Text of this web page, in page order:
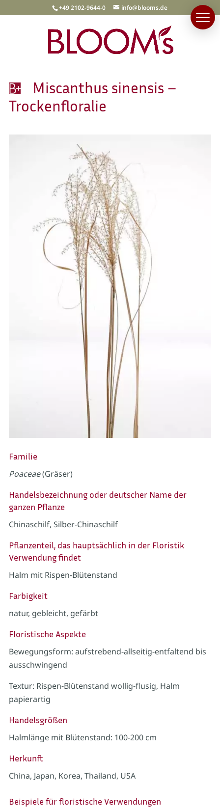
+49 2102-9644-0 info@blooms.de
Miscanthus sinensis –
Trockenfloralie
Familie
Poaceae(Gräser)
Handelsbezeichnung oder deutscher Name der
ganzen Pflanze
Chinaschilf, Silber-Chinaschilf
Pflanzenteil, das hauptsächlich in der Floristik
Verwendung findet
Halm mit Rispen-Blütenstand
Farbigkeit
natur, gebleicht, gefärbt
Floristische Aspekte
Bewegungsform: aufstrebend-allseitig-entfaltend bis
ausschwingend
Textur: Rispen-Blütenstand wollig-flusig, Halm
papierartig
Handelsgrößen
Halmlänge mit Blütenstand: 100-200 cm
Herkunft
China, Japan, Korea, Thailand, USA
Beispiele für floristische Verwendungen